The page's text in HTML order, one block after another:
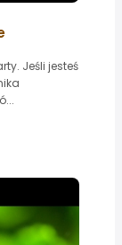
Jeśli jesteś